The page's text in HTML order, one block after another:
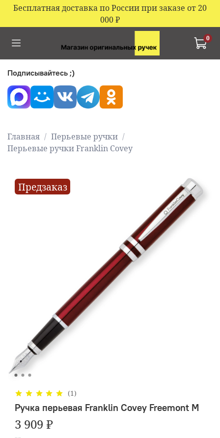
Бесплатная доставка по России при заказе от 20
000₽
0
Главная
Перьевые ручки
Перьевые ручки Franklin Covey
Предзаказ
(1)
Ручка перьевая Franklin Covey Freemont M
3 909 ₽
Подписывайтесь ;)